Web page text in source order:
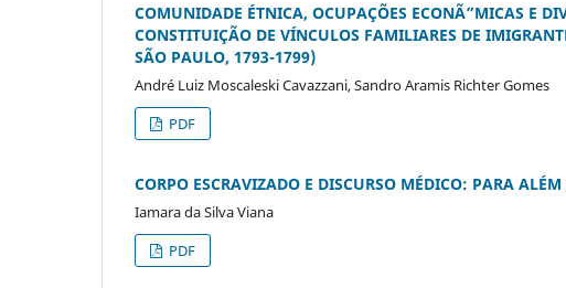
COMUNIDADE ÉTNICA, OCUPAÇÕES ECONÃ”MICAS E
CONSTITUIÇÃO DE VÍNCULOS FAMILIARES DE
SÃO PAULO, 1793-1799)
André Luiz Moscaleski Cavazzani, Sandro Aramis Richter Gomes
PDF
CORPO ESCRAVIZADO E DISCURSO MÉDICO: PARA
Iamara da Silva Viana
PDF